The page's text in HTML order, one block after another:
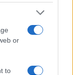
or
to